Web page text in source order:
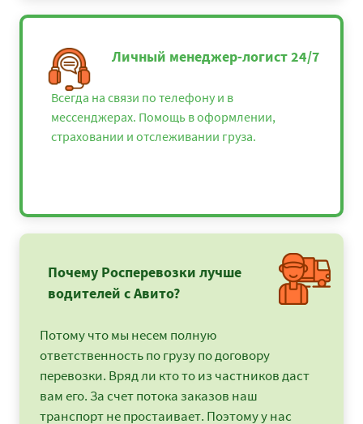
Личный менеджер-логист 24/7
Всегда на связи по телефону и в
мессенджерах. Помощь в оформлении,
страховании и отслеживании груза.
Почему Росперевозки лучше
водителей с Авито?
Потому что мы несем полную
ответственность по грузу по договору
перевозки. Вряд ли кто то из частников даст
вам его. За счет потока заказов наш
транспорт не простаивает. Поэтому у нас